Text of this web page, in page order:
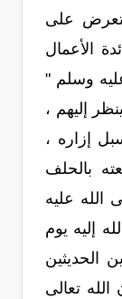
على
الأعمال
وسلم "
إليهم ،
إزاره ،
بالحلف
عليه
إليه يوم
الحديثين
تعالى